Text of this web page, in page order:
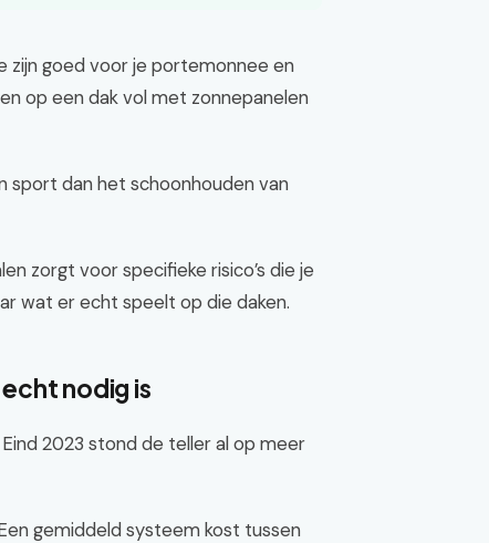
zijn goed voor je portemonnee en
op een dak vol met zonnepanelen
sport dan het schoonhouden van
zorgt voor specifieke risico’s die je
wat er echt speelt op die daken.
nodig is
2023 stond de teller al op meer
gemiddeld systeem kost tussen